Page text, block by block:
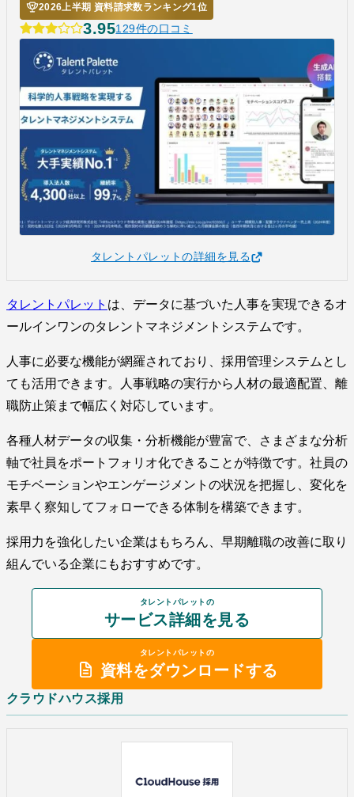
2026上半期 資料請求数ランキング1位
3.95129件の口コミ
タレントパレットの詳細を見る
タレントパレット は、データに基づいた人事を実現できるオ
ールインワンのタレントマネジメントシステムです。
人事に必要な機能が網羅されており、採用管理システムとし
ても活用できます。人事戦略の実行から人材の最適配置、離
職防止策まで幅広く対応しています。
各種人材データの収集・分析機能が豊富で、さまざまな分析
軸で社員をポートフォリオ化できることが特徴です。社員の
モチベーションやエンゲージメントの状況を把握し、変化を
素早く察知してフォローできる体制を構築できます。
採用力を強化したい企業はもちろん、早期離職の改善に取り
組んでいる企業にもおすすめです。
タレントパレットの
サービス詳細を見る
タレントパレットの
資料をダウンロードする
クラウドハウス採用